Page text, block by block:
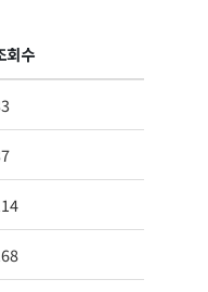
회수